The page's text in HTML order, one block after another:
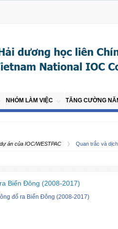
NHÓM LÀM VIỆC TĂNG CƯỜNG
án của IOC/WESTPAC Quan trắc và
Biển Đông (2008-2017)
đổ ra Biển Đông (2008-2017)